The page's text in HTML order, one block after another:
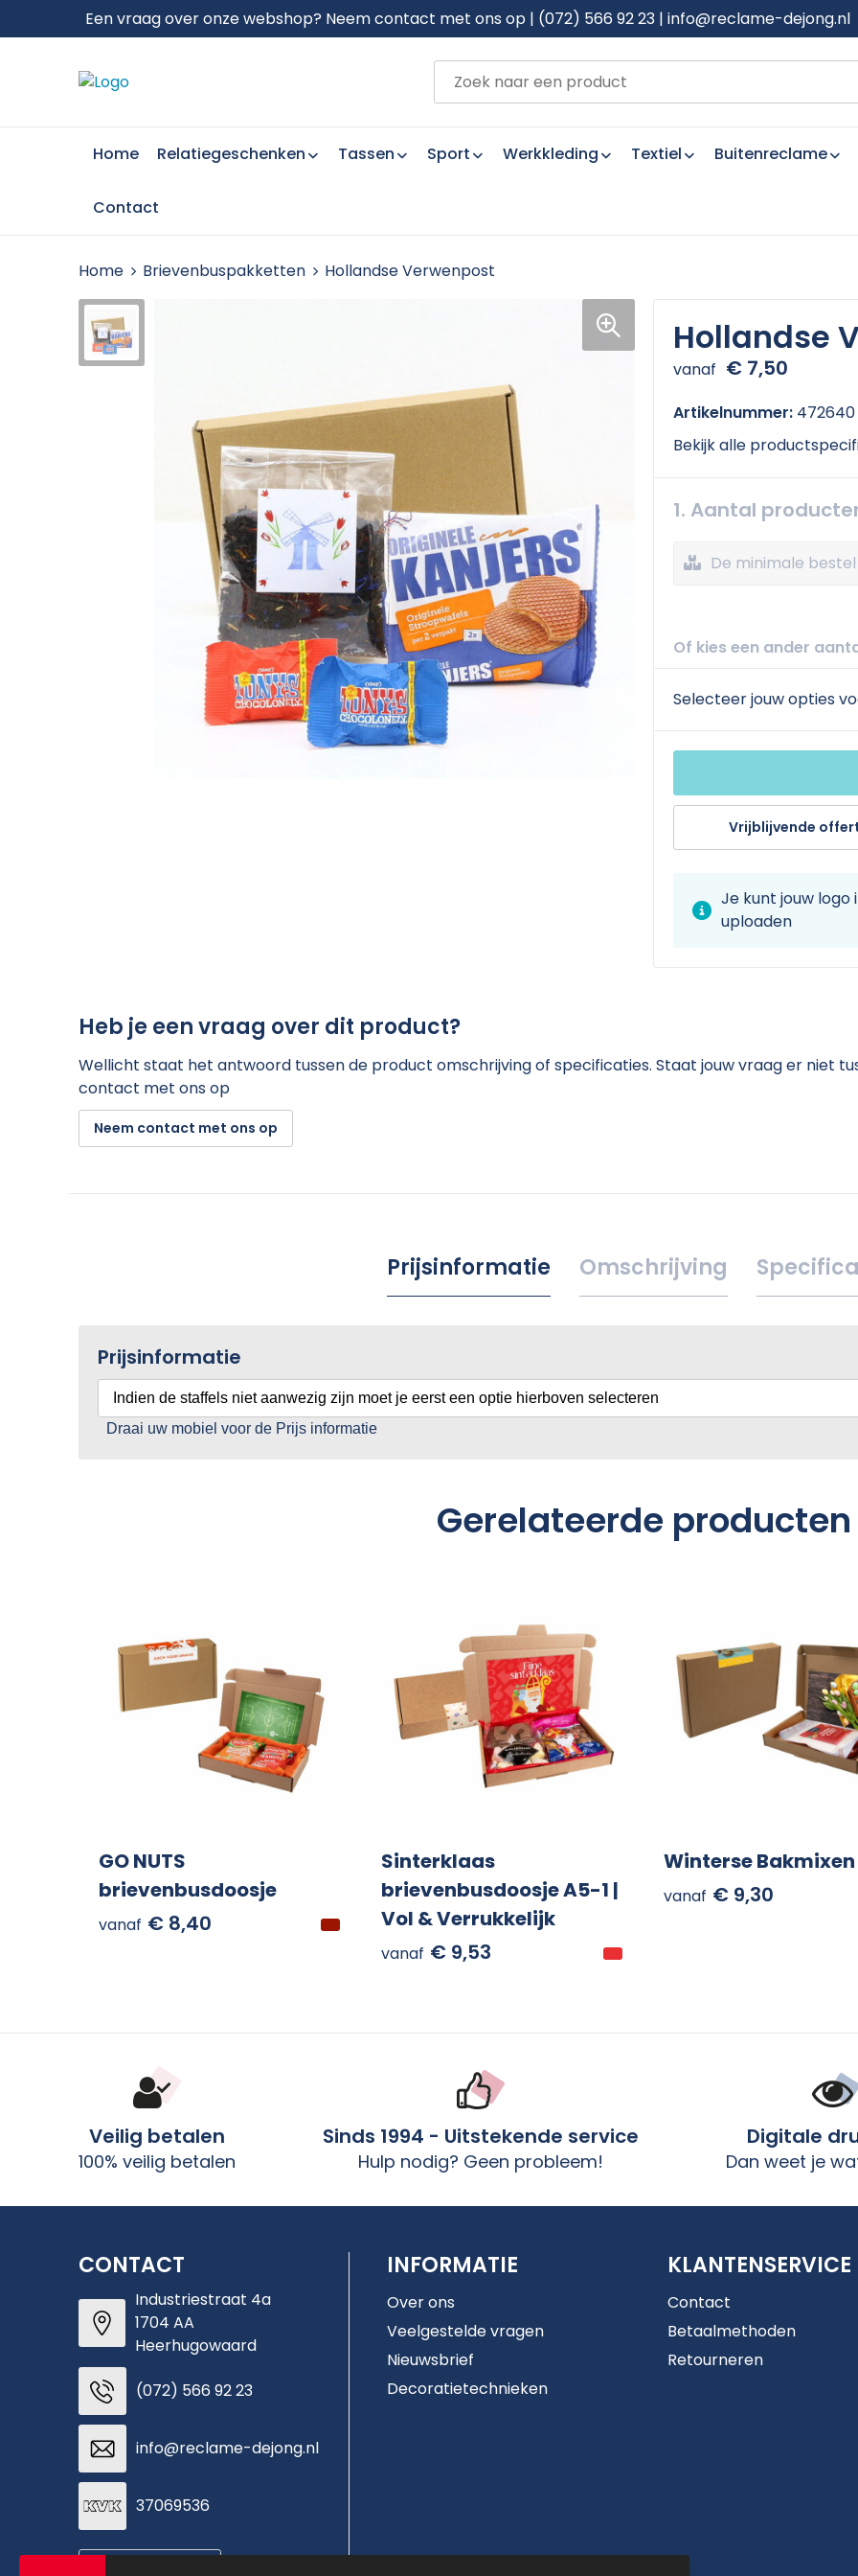
Een vraag over onze webshop? Neem contact met ons op | (072) 566 92 23 | info@reclame-dejong.nl
Home Relatiegeschenken Tassen Sport Werkkleding Textiel Buitenreclame
Contact
Home Brievenbuspakketten Hollandse Verwenpost
Hollandse
vanaf € 7,50
Artikelnummer: 472640
Bekijk alle
1. Aantal
De minimale
Of kies een ander
Selecteer jouw opties
Vrijblijvende
Je kunt jouw
uploaden
Heb je een vraag over dit product?
Wellicht staat het antwoord tussen de product omschrijving of specificaties. Staat jouw vraag er niet
contact met ons op
Neem contact met ons op
Prijsinformatie Omschrijving
Prijsinformatie
Indien de staffels niet aanwezig zijn moet je eerst een optie hierboven selecteren
Draai uw mobiel voor de Prijs informatie
Gerelateerde producten
GO NUTS
brievenbusdoosje
vanaf € 8,40
Sinterklaas
brievenbusdoosje A5-1 |
Vol & Verrukkelijk
vanaf € 9,53
Winterse Bakmixen
vanaf € 9,30
Veilig betalen
100% veilig betalen
Sinds 1994 - Uitstekende service
Hulp nodig? Geen probleem!
Digitale
Dan weet je
CONTACT
Industriestraat 4a
1704 AA
Heerhugowaard
(072) 566 92 23
info@reclame-dejong.nl
37069536
INFORMATIE
Over ons
Veelgestelde vragen
Nieuwsbrief
Decoratietechnieken
KLANTENSERVICE
Contact
Betaalmethoden
Retourneren